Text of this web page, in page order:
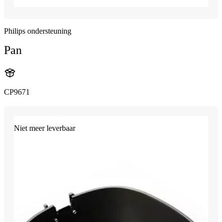
Philips ondersteuning
Pan
CP9671
Niet meer leverbaar